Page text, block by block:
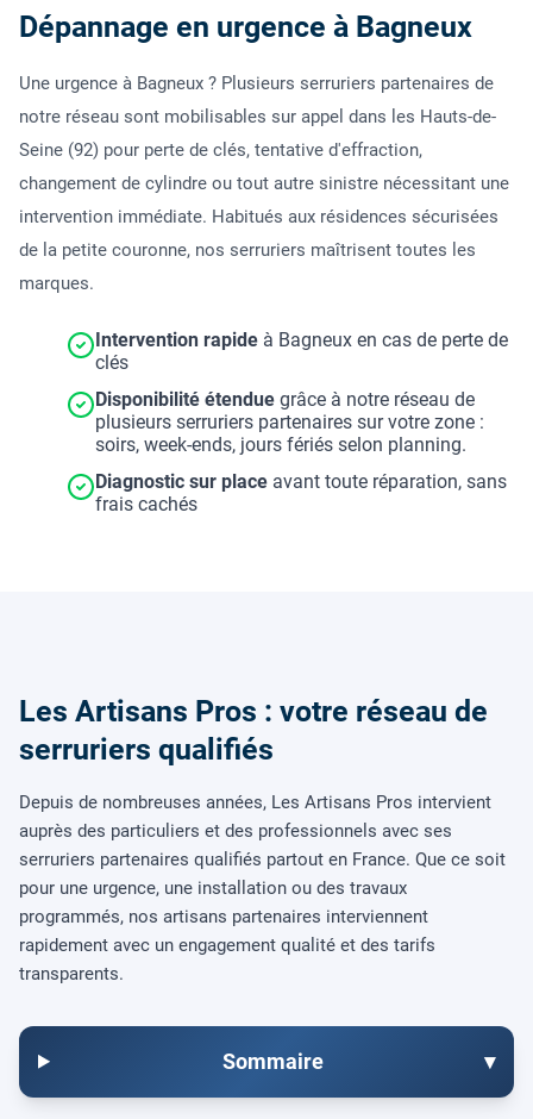
Dépannage en urgence à Bagneux
Une urgence à Bagneux ? Plusieurs serruriers partenaires de
notre réseau sont mobilisables sur appel dans les Hauts-de-
Seine (92) pour perte de clés, tentative d'effraction,
changement de cylindre ou tout autre sinistre nécessitant une
intervention immédiate. Habitués aux résidences sécurisées
de la petite couronne, nos serruriers maîtrisent toutes les
marques.
Intervention rapide à Bagneux en cas de perte de
clés
Disponibilité étendue grâce à notre réseau de
plusieurs serruriers partenaires sur votre zone :
soirs, week-ends, jours fériés selon planning.
Diagnostic sur place avant toute réparation, sans
frais cachés
Les Artisans Pros : votre réseau de
serruriers qualifiés
Depuis de nombreuses années, Les Artisans Pros intervient
auprès des particuliers et des professionnels avec ses
serruriers partenaires qualifiés partout en France. Que ce soit
pour une urgence, une installation ou des travaux
programmés, nos artisans partenaires interviennent
rapidement avec un engagement qualité et des tarifs
transparents.
Sommaire ▾